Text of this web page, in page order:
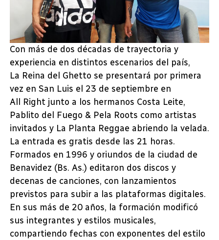
Con más de dos décadas de trayectoria y
experiencia en distintos escenarios del país,
La Reina del Ghetto se presentará por primera
vez en San Luis el 23 de septiembre en
All Right junto a los hermanos Costa Leite,
Pablito del Fuego & Pela Roots como artistas
invitados y La Planta Reggae abriendo la velada.
La entrada es gratis desde las 21 horas.
Formados en 1996 y oriundos de la ciudad de
Benavidez (Bs. As.) editaron dos discos y
decenas de canciones, con lanzamientos
previstos para subir a las plataformas digitales.
En sus más de 20 años, la formación modificó
sus integrantes y estilos musicales,
compartiendo fechas con exponentes del estilo